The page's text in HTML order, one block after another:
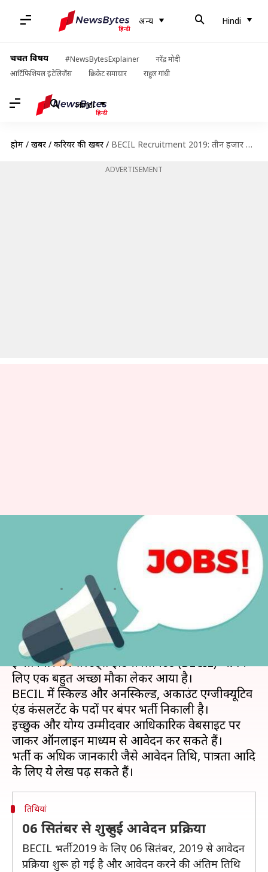
अन्य Hindi
चर्चित विषय #NewsBytesExplainer
नरेंद्र मोदी
आर्टिफिशियल इंटेलिजेंस
क्रिकेट समाचार राहुल गांधी
Hindi
होम / खबरें / करियर की खबरें / BECIL Recruitment 2019: तीन हजार से भी अधिक पदों पर निकली भर्ती, जानें विवरण
ADVERTISEMENT
BECIL Recruitment 2019: तीन
हजार से भी अधिक पदों पर निकली
भर्ती, जानें विवरण
Sep 08, 2019 02:58 pm
क्या है खबर?
अगर आप नौकरी की तलाश में हो, तो ब्रॉडकास्टिंग
इंजीनियरिंग कंसल्टेंट्स इंडिया लिमिटेड (BECIL) आपके
लिए एक बहुत अच्छा मौका लेकर आया है।
BECIL में स्किल्ड और अनस्किल्ड, अकाउंट एग्‍जीक्‍यूटिव
एंड कंसलटेंट के पदों पर बंपर भर्ती निकाली है।
इच्छुक और योग्य उम्मीदवार आधिकारिक वेबसाइट पर
जाकर ऑनलाइन माध्यम से आवेदन कर सकते हैं।
भर्ती की अधिक जानकारी जैसे आवेदन तिथि, पात्रता आदि
तिथियां
06 सितंबर से शुरू हुई आवेदन प्रक्रिया
BECIL भर्ती 2019 के लिए 06 सितंबर, 2019 से आवेदन
प्रक्रिया शुरू हो गई है और आवेदन करने की अंतिम तिथि